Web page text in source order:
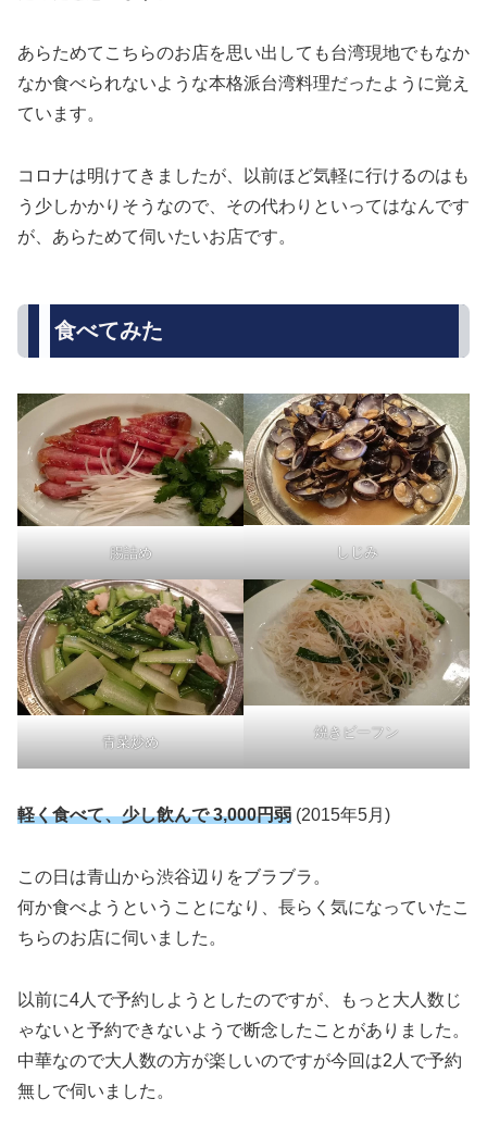
あらためてこちらのお店を思い出しても台湾現地でもなか
なか食べられないような本格派台湾料理だったように覚え
ています。
コロナは明けてきましたが、以前ほど気軽に行けるのはも
う少しかかりそうなので、その代わりといってはなんです
が、あらためて伺いたいお店です。
食べてみた
腸詰め しじみ
青菜炒め
焼きビーフン
軽く食べて、少し飲んで 3,000円弱 (2015年5月)
この日は青山から渋谷辺りをブラブラ。
何か食べようということになり、長らく気になっていたこ
ちらのお店に伺いました。
以前に4人で予約しようとしたのですが、もっと大人数じ
ゃないと予約できないようで断念したことがありました。
中華なので大人数の方が楽しいのですが今回は2人で予約
無しで伺いました。